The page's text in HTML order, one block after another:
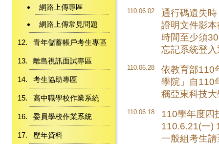
網路上傳專區
網路上傳常見問題
青年儲蓄帳戶考生專區
離島視訊面試專區
考生協助專區
高中職學校作業系統
委員學校作業系統
歷年資料
110.06.02
通行碼遺失
證明文件影
時間至少須
忘記系統登
110.06.28
依教育部110
學院」自110
稱亞東科技大
110.06.18
110學年度四
110.6.21(一)
一般組考生